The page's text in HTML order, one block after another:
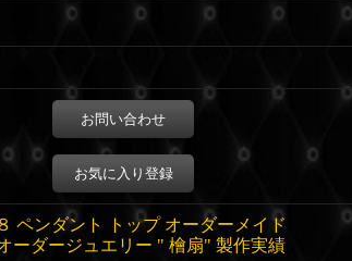
お問い合わせ
お気に入り登録
ペンダント トップ オーダーメイド
ーダージュエリー " 檜扇" 製作実績